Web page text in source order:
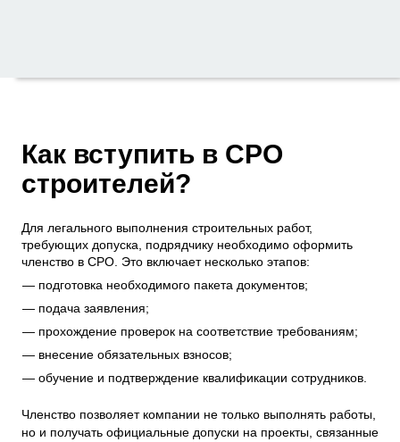
Как вступить в СРО
строителей?
Для легального выполнения строительных работ,
требующих допуска, подрядчику необходимо оформить
членство в СРО. Это включает несколько этапов:
подготовка необходимого пакета документов;
подача заявления;
прохождение проверок на соответствие требованиям;
внесение обязательных взносов;
обучение и подтверждение квалификации сотрудников.
Членство позволяет компании не только выполнять работы,
но и получать официальные допуски на проекты, связанные